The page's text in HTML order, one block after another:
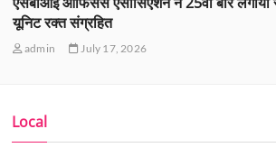
यूनिट रक्त संग्रहित
admin July 17, 2026
Local